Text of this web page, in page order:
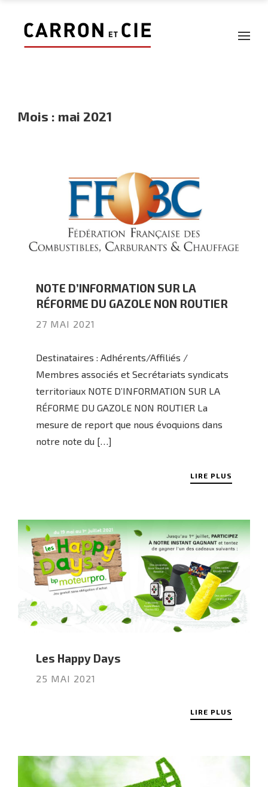
Mois : mai 2021
NOTE D’INFORMATION SUR LA
RÉFORME DU GAZOLE NON ROUTIER
27 MAI 2021
Destinataires : Adhérents/Affiliés /
Membres associés et Secrétariats syndicats
territoriaux NOTE D’INFORMATION SUR LA
RÉFORME DU GAZOLE NON ROUTIER La
mesure de report que nous évoquions dans
notre note du […]
LIRE PLUS
Les Happy Days
25 MAI 2021
LIRE PLUS